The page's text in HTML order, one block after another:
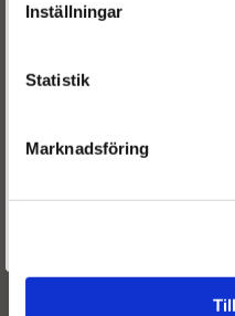
Inställningar
Statistik
Marknadsföring
A6460701187
6460701187
A6460701487
Välkommen tillbaka!
Givetvis går det även